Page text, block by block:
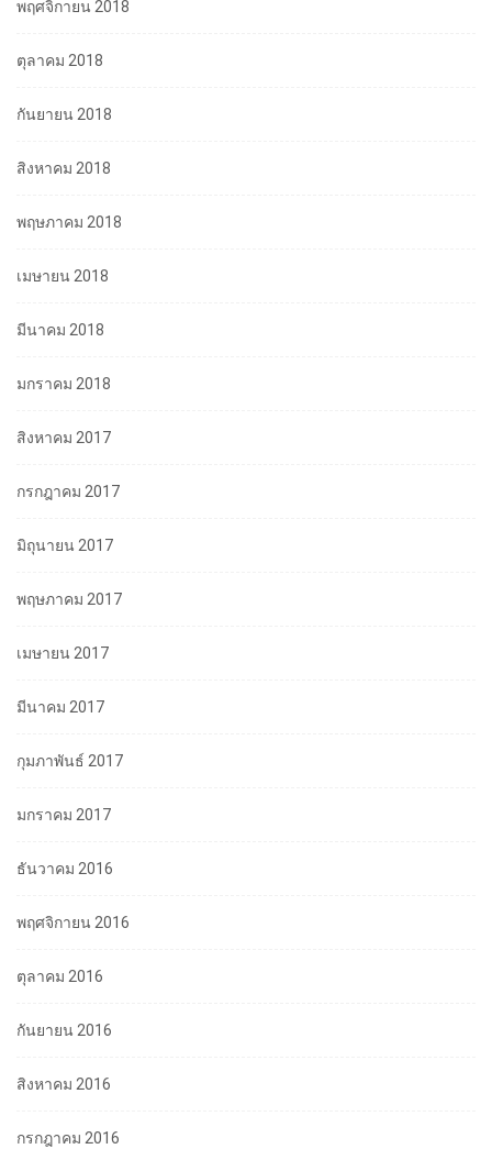
พฤศจิกายน 2018
ตุลาคม 2018
กันยายน 2018
สิงหาคม 2018
พฤษภาคม 2018
เมษายน 2018
มีนาคม 2018
มกราคม 2018
สิงหาคม 2017
กรกฎาคม 2017
มิถุนายน 2017
พฤษภาคม 2017
เมษายน 2017
มีนาคม 2017
กุมภาพันธ์ 2017
มกราคม 2017
ธันวาคม 2016
พฤศจิกายน 2016
ตุลาคม 2016
กันยายน 2016
สิงหาคม 2016
กรกฎาคม 2016